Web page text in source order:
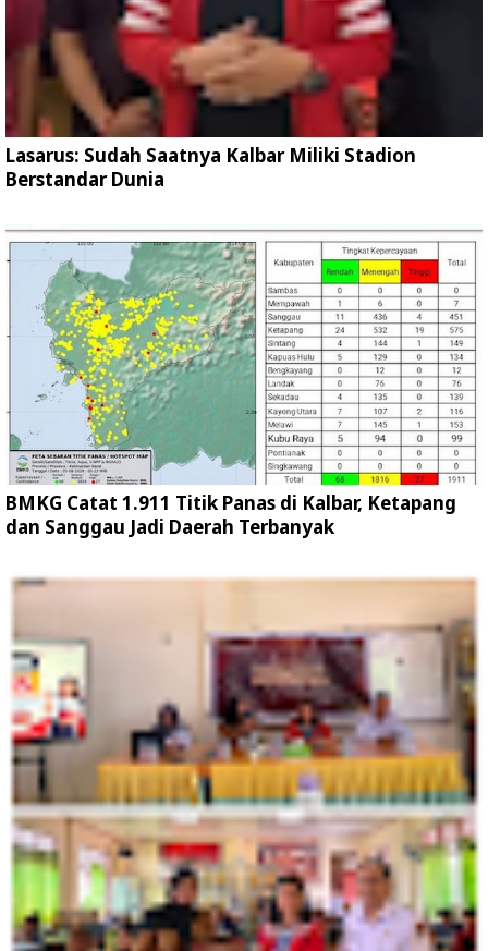
Lasarus: Sudah Saatnya Kalbar Miliki Stadion
Berstandar Dunia
BMKG Catat 1.911 Titik Panas di Kalbar, Ketapang
dan Sanggau Jadi Daerah Terbanyak